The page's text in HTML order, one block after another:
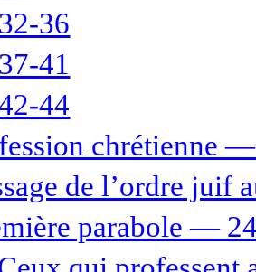
36
41
44
chrétienne
de l’ordre juif
parabole —